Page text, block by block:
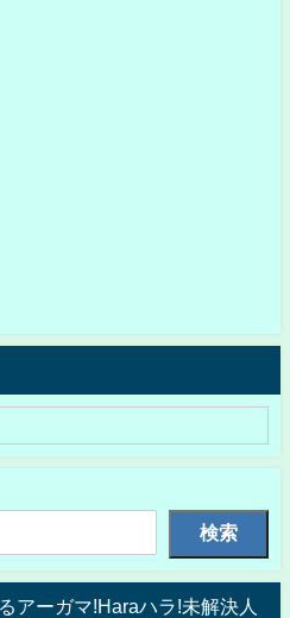
検索
アーガマ!Haraハラ!未解決人